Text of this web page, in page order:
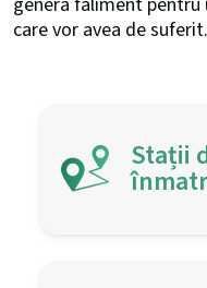
care vor avea de suferit.
Stații